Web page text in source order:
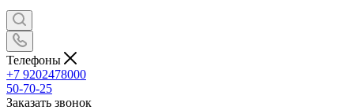
Телефоны
+7 9202478000
50-70-25
Заказать звонок